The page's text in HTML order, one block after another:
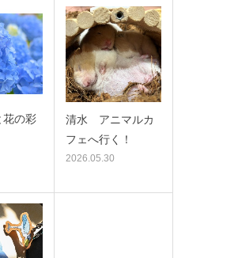
花の彩
清水 アニマルカ
フェへ行く！
2026.05.30